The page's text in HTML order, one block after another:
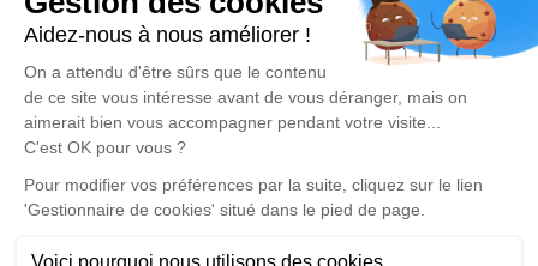
Un service de plantation d’arbre hommage est
disponible ici.
Cérémonie civile